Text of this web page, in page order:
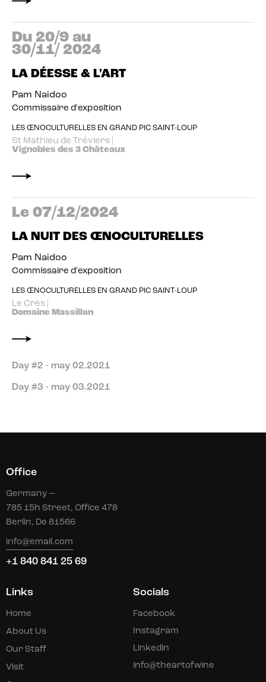
Du 20/9 au
30/11/ 2024
LA DÉESSE & L'ART
Pam Naidoo
Commissaire d'exposition
LES ŒNOCULTURELLES EN GRAND PIC SAINT-LOUP
St Mathieu de Tréviers |
Vignobles des 3 Châteaux
Le 07/12/2024
LA NUIT DES ŒNOCULTURELLES
Pam Naidoo
Commissaire d'exposition
LES ŒNOCULTURELLES EN GRAND PIC SAINT-LOUP
Le Crès |
Domaine Massillan
Day #2 - may 02.2021
Day #3 - may 03.2021
Office
Germany —
785 15h Street, Office 478
Berlin, De 81566
info@email.com
+1 840 841 25 69
Links
Home
About Us
Our Staff
Visit
Socials
Facebook
Instagram
Linkedin
info@theartofwine